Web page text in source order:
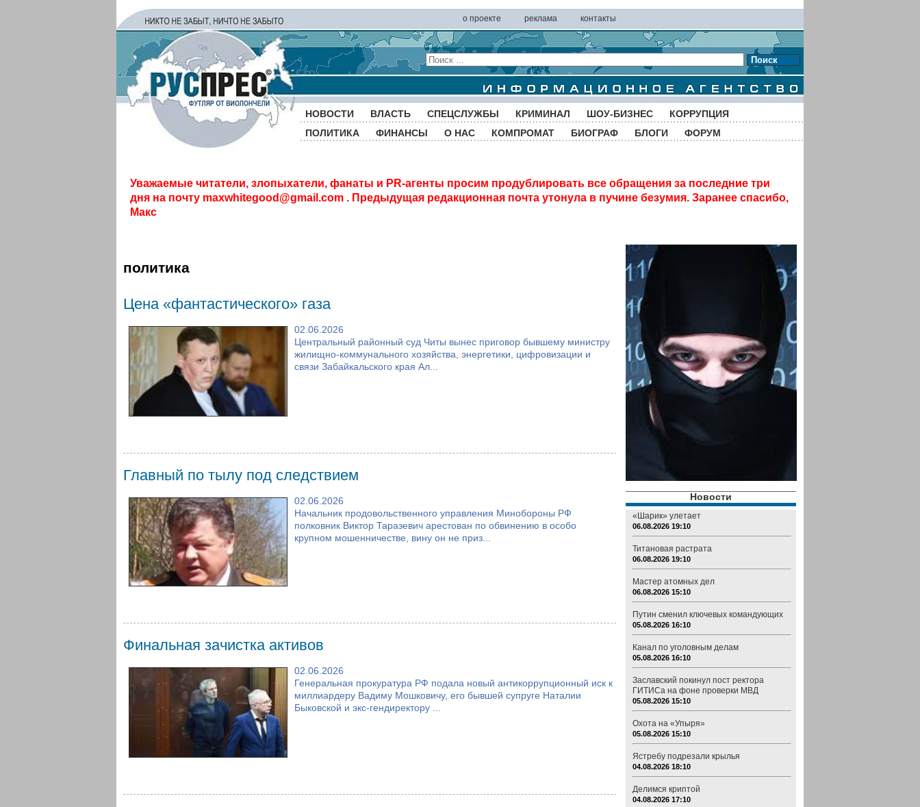
о проекте реклама контакты
Поиск
НОВОСТИ ВЛАСТЬ СПЕЦСЛУЖБЫ КРИМИНАЛ ШОУ-БИЗНЕС
КОРРУПЦИЯ
ПОЛИТИКА
ФИНАНСЫ О НАС КОМПРОМАТ БИОГРАФ БЛОГИ ФОРУМ
Уважаемые читатели, злопыхатели, фанаты и PR-агенты просим продублировать все обращения за последние три
дня на почту maxwhitegood@gmail.com . Предыдущая редакционная почта утонула в пучине безумия. Заранее спасибо,
Макс
политика
Цена «фантастического» газа
02.06.2026
Центральный районный суд Читы вынес приговор бывшему министру
жилищно-коммунального хозяйства, энергетики, цифровизации и
связи Забайкальского края Ал...
Главный по тылу под следствием
02.06.2026
Начальник продовольственного управления Минобороны РФ
полковник Виктор Таразевич арестован по обвинению в особо
крупном мошенничестве, вину он не приз...
Финальная зачистка активов
02.06.2026
Генеральная прокуратура РФ подала новый антикоррупционный иск к
миллиардеру Вадиму Мошковичу, его бывшей супруге Наталии
Быковской и экс-гендиректору ...
Новости
«Шарик» улетает
06.08.2026 19:10
Титановая растрата
06.08.2026 19:10
Мастер атомных дел
06.08.2026 15:10
Путин сменил ключевых командующих
05.08.2026 16:10
Канал по уголовным делам
05.08.2026 16:10
Заславский покинул пост ректора
ГИТИСа на фоне проверки МВД
05.08.2026 15:10
Охота на «Упыря»
05.08.2026 15:10
Ястребу подрезали крылья
04.08.2026 18:10
Делимся криптой
04.08.2026 17:10